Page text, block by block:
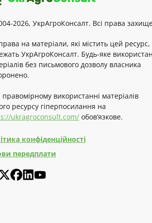
2026, УкрАгроКонсалт. Всі права
на матеріали, які містить цей ресурс,
УкрАгроКонсалт. Будь-яке
без письмового дозволу власника
використанні матеріалів
ресурсу гіперпосилання на
ukragroconsult.com/ обов’язкове.
конфіденційності
передплати